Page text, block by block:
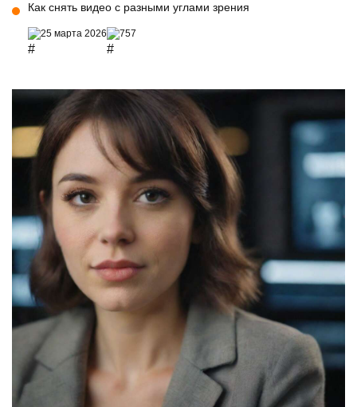
Как снять видео с разными углами зрения
25 марта 2026 757